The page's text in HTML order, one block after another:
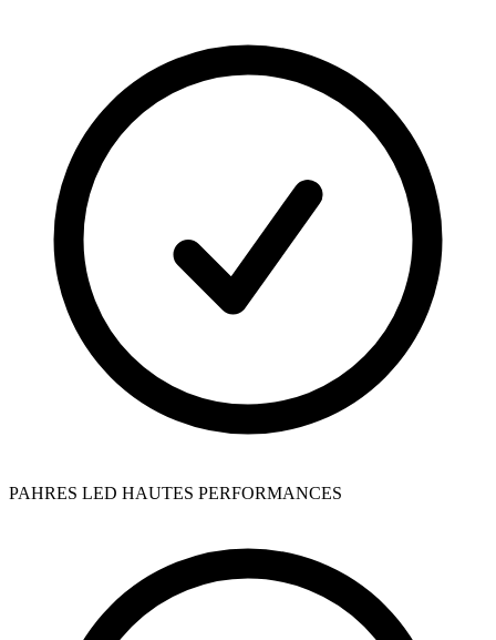
PAHRES LED HAUTES PERFORMANCES